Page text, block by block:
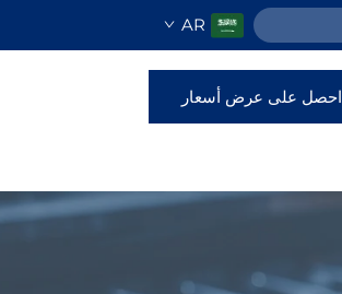
AR
احصل على عرض أسعار